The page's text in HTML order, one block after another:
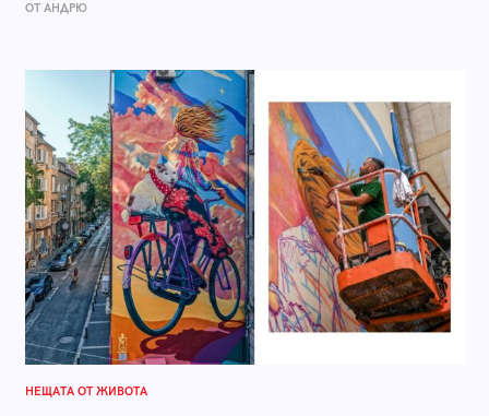
ОТ АНДРЮ
НЕЩАТА ОТ ЖИВОТА